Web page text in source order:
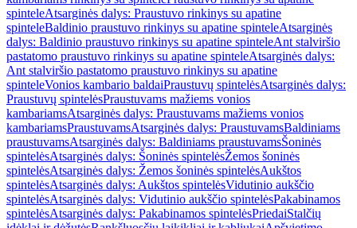
spinteleAtsarginės dalys: Praustuvo rinkinys su apatine
spinteleBaldinio praustuvo rinkinys su apatine spinteleAtsarginės
dalys: Baldinio praustuvo rinkinys su apatine spinteleAnt stalviršio
pastatomo praustuvo rinkinys su apatine spinteleAtsarginės dalys:
Ant stalviršio pastatomo praustuvo rinkinys su apatine
spinteleVonios kambario baldaiPraustuvų spintelėsAtsarginės dalys:
Praustuvų spintelėsPraustuvams mažiems vonios
kambariamsAtsarginės dalys: Praustuvams mažiems vonios
kambariamsPraustuvamsAtsarginės dalys: PraustuvamsBaldiniams
praustuvamsAtsarginės dalys: Baldiniams praustuvamsŠoninės
spintelėsAtsarginės dalys: Šoninės spintelėsŽemos šoninės
spintelėsAtsarginės dalys: Žemos šoninės spintelėsAukštos
spintelėsAtsarginės dalys: Aukštos spintelėsVidutinio aukščio
spintelėsAtsarginės dalys: Vidutinio aukščio spintelėsPakabinamos
spintelėsAtsarginės dalys: Pakabinamos spintelėsPriedaiStalčių